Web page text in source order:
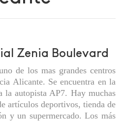
Zenia Boulevard
de los mas grandes centros
Alicante. Se encuentra en la
la autopista AP7. Hay muchas
artículos deportivos, tienda de
y un supermercado. Los más